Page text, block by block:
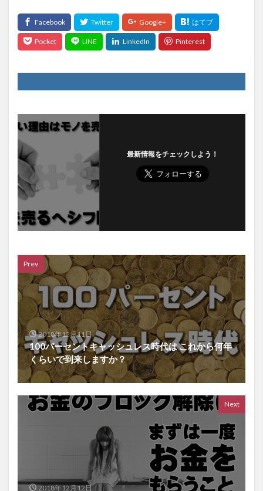
最新情報をチェックしよう！
Prev
2018年12月11日
100パーセントキャッシュレス時代は これから何年
くらいで到来しますか？
Next
2018年12月12日